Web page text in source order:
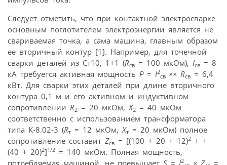
Следует отметить, что при контактной электросварке
основным поглотителем электроэнергии является не
свариваемая точка, а сама машина, главным образом
ее вторичный контур [1]. Например, для точечной
сварки деталей из Ст10, 1+1 (Rсв = 100 мкОм), Iсв = 8
кА требуется активная мощность P= I2
св ×× Rсв = 6,4
кВт. Для сварки этих деталей при длине вторичного
контура 0,1 м и его активном и индуктивном
сопротивлении R2 = 20 мкОм,Х2 = 40 мкОм
соответственно с использованием трансформатора
типа К-8.02-3 (Rт = 12 мкОм,Хт = 20 мкОм) полное
сопротивление составит Zсв = [(100 + 20 + 12)2 + +
(40 + 20)2]1/2 = 140 мкОм. Полная мощность,
2